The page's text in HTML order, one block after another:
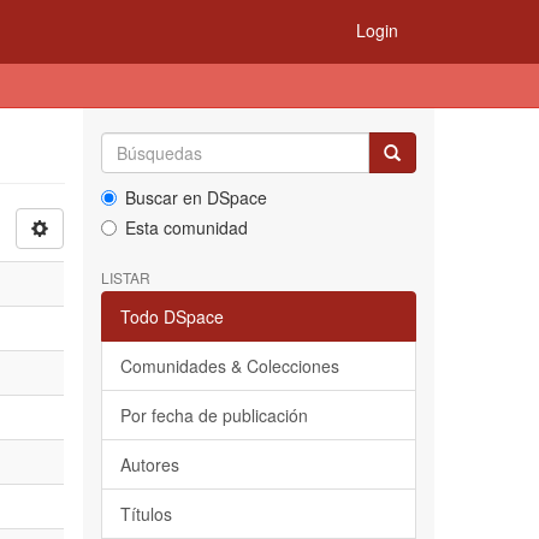
Login
Buscar en DSpace
Esta comunidad
LISTAR
Todo DSpace
Comunidades & Colecciones
Por fecha de publicación
Autores
Títulos